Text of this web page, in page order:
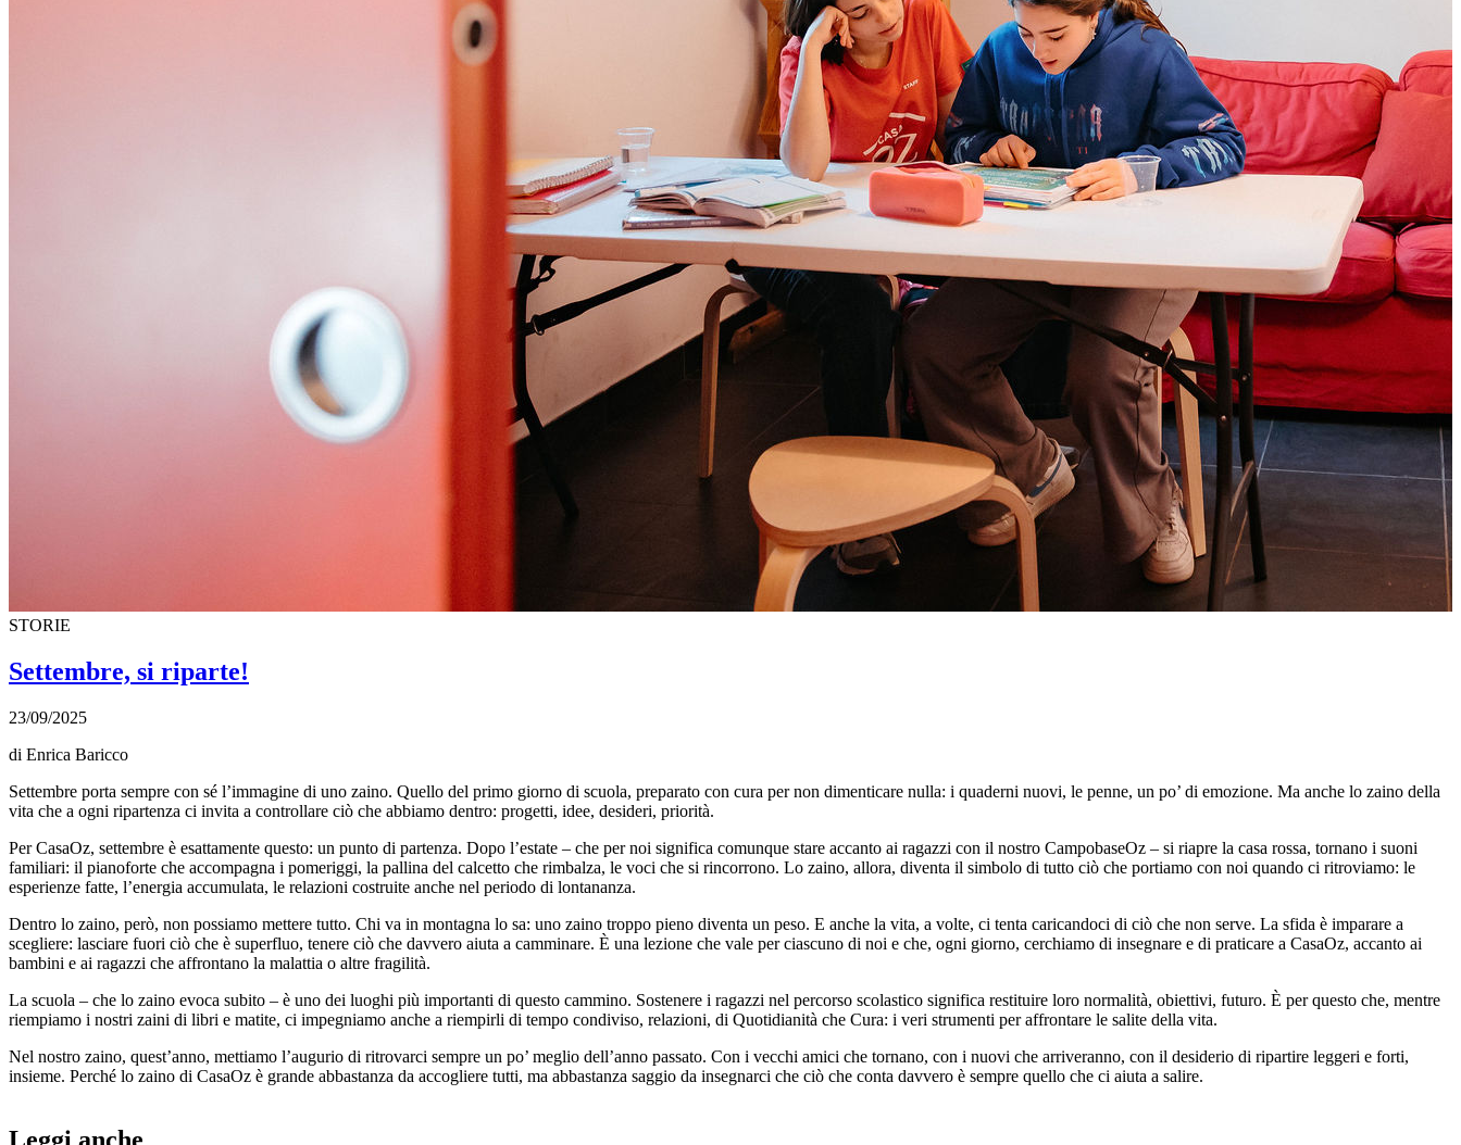
STORIE
Settembre, si riparte!
23/09/2025
di Enrica Baricco
Settembre porta sempre con sé l’immagine di uno zaino. Quello del primo giorno di scuola, preparato con cura per non dimenticare nulla: i quaderni nuovi, le penne, un po’ di emozione. Ma anche lo zaino della
vita che a ogni ripartenza ci invita a controllare ciò che abbiamo dentro: progetti, idee, desideri, priorità.
Per CasaOz, settembre è esattamente questo: un punto di partenza. Dopo l’estate – che per noi significa comunque stare accanto ai ragazzi con il nostro CampobaseOz – si riapre la casa rossa, tornano i suoni
familiari: il pianoforte che accompagna i pomeriggi, la pallina del calcetto che rimbalza, le voci che si rincorrono. Lo zaino, allora, diventa il simbolo di tutto ciò che portiamo con noi quando ci ritroviamo: le
esperienze fatte, l’energia accumulata, le relazioni costruite anche nel periodo di lontananza.
Dentro lo zaino, però, non possiamo mettere tutto. Chi va in montagna lo sa: uno zaino troppo pieno diventa un peso. E anche la vita, a volte, ci tenta caricandoci di ciò che non serve. La sfida è imparare a
scegliere: lasciare fuori ciò che è superfluo, tenere ciò che davvero aiuta a camminare. È una lezione che vale per ciascuno di noi e che, ogni giorno, cerchiamo di insegnare e di praticare a CasaOz, accanto ai
bambini e ai ragazzi che affrontano la malattia o altre fragilità.
La scuola – che lo zaino evoca subito – è uno dei luoghi più importanti di questo cammino. Sostenere i ragazzi nel percorso scolastico significa restituire loro normalità, obiettivi, futuro. È per questo che, mentre
riempiamo i nostri zaini di libri e matite, ci impegniamo anche a riempirli di tempo condiviso, relazioni, di Quotidianità che Cura: i veri strumenti per affrontare le salite della vita.
Nel nostro zaino, quest’anno, mettiamo l’augurio di ritrovarci sempre un po’ meglio dell’anno passato. Con i vecchi amici che tornano, con i nuovi che arriveranno, con il desiderio di ripartire leggeri e forti,
insieme. Perché lo zaino di CasaOz è grande abbastanza da accogliere tutti, ma abbastanza saggio da insegnarci che ciò che conta davvero è sempre quello che ci aiuta a salire.